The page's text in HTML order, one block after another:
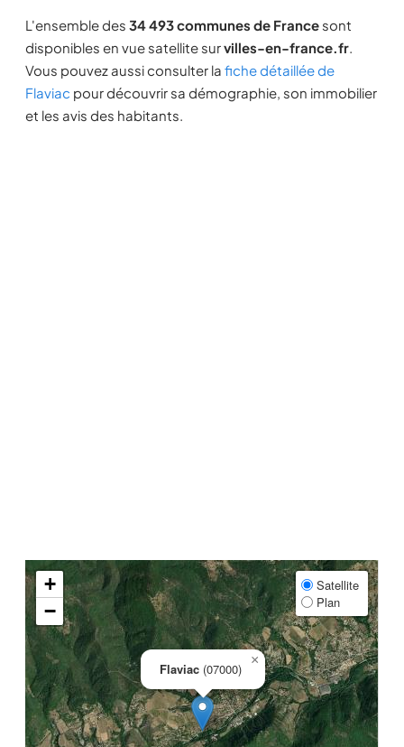
L'ensemble des 34 493 communes de France sont
disponibles en vue satellite survilles-en-france.fr.
Vous pouvez aussi consulter la fiche détaillée de
Flaviac pour découvrir sa démographie, son immobilier
et les avis des habitants.
Flaviac (07000)
×
+
−
Satellite
Plan